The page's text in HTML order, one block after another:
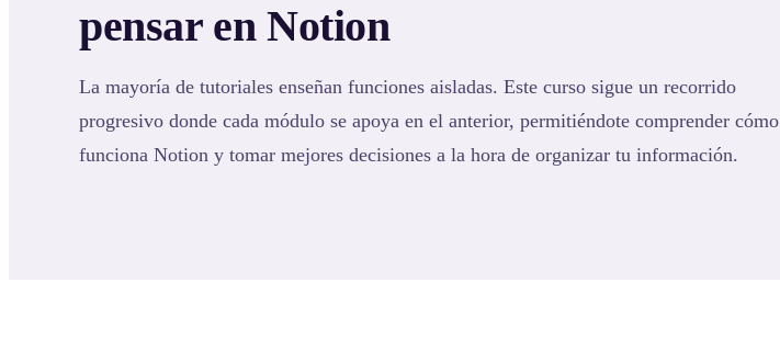
pensar en Notion
La mayoría de tutoriales enseñan funciones aisladas. Este curso sigue un recorrido
progresivo donde cada módulo se apoya en el anterior, permitiéndote comprender cómo
funciona Notion y tomar mejores decisiones a la hora de organizar tu información.